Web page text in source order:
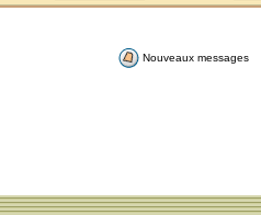
Nouveaux messages